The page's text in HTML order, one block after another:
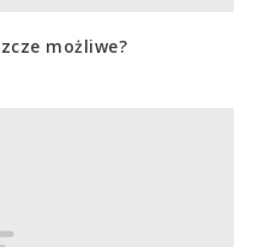
możliwe?